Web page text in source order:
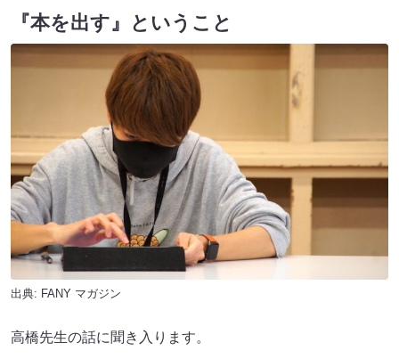
『本を出す』ということ
出典: FANY マガジン
高橋先生の話に聞き入ります。